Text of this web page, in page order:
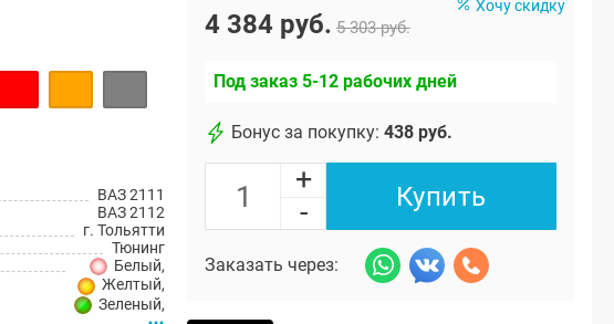
ВАЗ 2111
ВАЗ 2112
г. Тольятти
Тюнинг
Белый,
Желтый,
Зеленый,
Хочу скидку
4 384 руб. 5 303 руб.
Под заказ 5-12 рабочих дней
Бонус за покупку: 438 руб.
+
-
Купить
Заказать через: